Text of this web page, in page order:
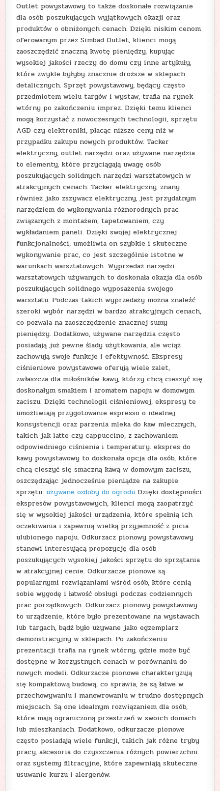
Outlet powystawowy to także doskonałe rozwiązanie
dla osób poszukujących wyjątkowych okazji oraz
produktów o obniżonych cenach. Dzięki niskim cenom
oferowanym przez Simbad Outlet, klienci mogą
zaoszczędzić znaczną kwotę pieniędzy, kupując
wysokiej jakości rzeczy do domu czy inne artykuły,
które zwykle byłyby znacznie droższe w sklepach
detalicznych. Sprzęt powystawowy, będący często
przedmiotem wielu targów i wystaw, trafia na rynek
wtórny po zakończeniu imprez. Dzięki temu klienci
mogą korzystać z nowoczesnych technologii, sprzętu
AGD czy elektroniki, płacąc niższe ceny niż w
przypadku zakupu nowych produktów. Tacker
elektryczny, outlet narzędzi oraz używane narzędzia
to elementy, które przyciągają uwagę osób
poszukujących solidnych narzędzi warsztatowych w
atrakcyjnych cenach. Tacker elektryczny, znany
również jako zszywacz elektryczny, jest przydatnym
narzędziem do wykonywania różnorodnych prac
związanych z montażem, tapetowaniem, czy
wykładaniem paneli. Dzięki swojej elektrycznej
funkcjonalności, umożliwia on szybkie i skuteczne
wykonywanie prac, co jest szczególnie istotne w
warunkach warsztatowych. Wyprzedaż narzędzi
warsztatowych używanych to doskonała okazja dla osób
poszukujących solidnego wyposażenia swojego
warsztatu. Podczas takich wyprzedaży można znaleźć
szeroki wybór narzędzi w bardzo atrakcyjnych cenach,
co pozwala na zaoszczędzenie znacznej sumy
pieniędzy. Dodatkowo, używane narzędzia często
posiadają już pewne ślady użytkowania, ale wciąż
zachowują swoje funkcje i efektywność. Ekspresy
ciśnieniowe powystawowe oferują wiele zalet,
zwłaszcza dla miłośników kawy, którzy chcą cieszyć się
doskonałym smakiem i aromatem napoju w domowym
zaciszu. Dzięki technologii ciśnieniowej, ekspresy te
umożliwiają przygotowanie espresso o idealnej
konsystencji oraz parzenia mleka do kaw mlecznych,
takich jak latte czy cappuccino, z zachowaniem
odpowiedniego ciśnienia i temperatury. ekspres do
kawy powystawowy to doskonała opcja dla osób, które
chcą cieszyć się smaczną kawą w domowym zaciszu,
oszczędzając jednocześnie pieniądze na zakupie
sprzętu.używane ozdoby do ogrodu Dzięki dostępności
ekspresów powystawowych, klienci mogą zaopatrzyć
się w wysokiej jakości urządzenia, które spełnią ich
oczekiwania i zapewnią wielką przyjemność z picia
ulubionego napoju. Odkurzacz pionowy powystawowy
stanowi interesującą propozycję dla osób
poszukujących wysokiej jakości sprzętu do sprzątania
w atrakcyjnej cenie. Odkurzacze pionowe są
popularnymi rozwiązaniami wśród osób, które cenią
sobie wygodę i łatwość obsługi podczas codziennych
prac porządkowych. Odkurzacz pionowy powystawowy
to urządzenie, które było prezentowane na wystawach
lub targach, bądź było używane jako egzemplarz
demonstracyjny w sklepach. Po zakończeniu
prezentacji trafia na rynek wtórny, gdzie może być
dostępne w korzystnych cenach w porównaniu do
nowych modeli. Odkurzacze pionowe charakteryzują
się kompaktową budową, co sprawia, że są łatwe w
przechowywaniu i manewrowaniu w trudno dostępnych
miejscach. Są one idealnym rozwiązaniem dla osób,
które mają ograniczoną przestrzeń w swoich domach
lub mieszkaniach. Dodatkowo, odkurzacze pionowe
często posiadają wiele funkcji, takich jak różne tryby
pracy, akcesoria do czyszczenia różnych powierzchni
oraz systemy filtracyjne, które zapewniają skuteczne
usuwanie kurzu i alergenów.